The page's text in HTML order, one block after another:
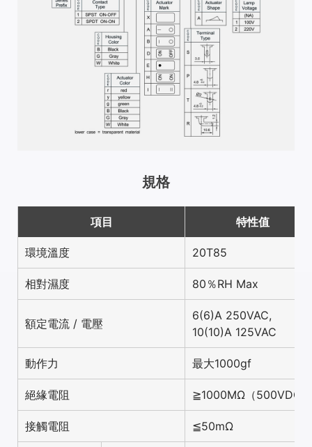
規格
項目 特性值
環境溫度 20T85
相對濕度 80％RH Max
額定電流 / 電壓
6(6)A 250VAC,
10(10)A 125VAC
動作力 最大1000gf
絕緣電阻 ≧1000MΩ（500VDC）
接觸電阻 ≦50mΩ